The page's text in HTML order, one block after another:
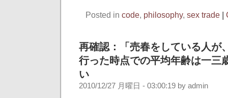
Posted in code, philosophy, sex trade |
再確認：「売春をしている人が
行った時点での平均年齢は一三
い
2010/12/27 月曜日 - 03:00:19 by admin